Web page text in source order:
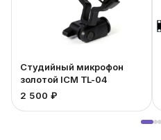
Студийный микрофон
золотой ICM TL-04
2 500 ₽